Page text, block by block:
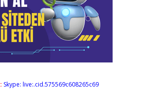
Skype: live:.cid.575569c608265c69